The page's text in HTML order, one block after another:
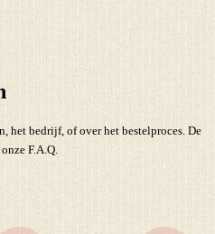
het bedrijf, of over het bestelproces. De
F.A.Q.